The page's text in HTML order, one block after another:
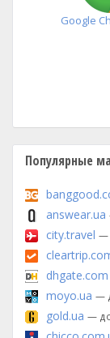
Google
Популярные
answear.ua
city.travel —
dhgate.com
moyo.ua —
gold.ua —